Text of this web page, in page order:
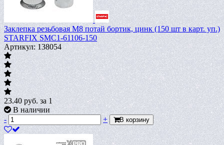
Заклепка резьбовая М8 потай бортик, цинк (150 шт в карт. уп.)
STARFIX SMC1-61106-150
Артикул: 138054
23.40руб.за 1
В наличии
-
+ В корзину